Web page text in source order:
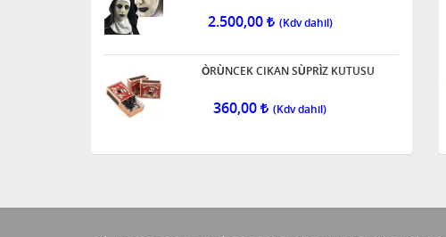
2.500,00
ÒRÙNCEK CIKAN SÙPRÌZ KUTUSU
360,00